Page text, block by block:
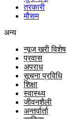
तरकारी
मौसम
अन्य
न्यूज खरी विशेष
प्रवास
अपराध
सूचना प्रविधि
शिक्षा
स्वास्थ्य
जीवनशैली
अन्तर्वार्ता